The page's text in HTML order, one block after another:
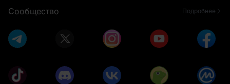
Сообщество Подробнее